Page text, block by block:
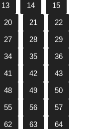
13 14
15
20 21
22
27 28
29
34 35
36
41 42
43
48 49
50
55 56
57
62 63
64